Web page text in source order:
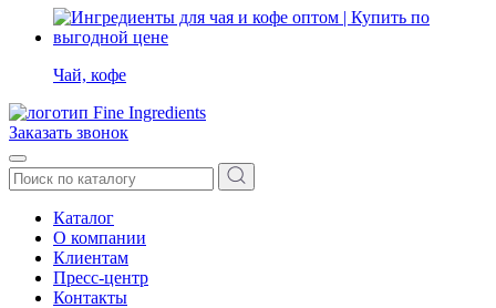
Чай, кофе
Заказать звонок
Каталог
О компании
Клиентам
Пресс-центр
Контакты